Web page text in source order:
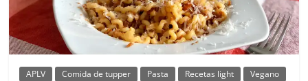
APLV Comida de tupper Pasta Recetas light
Vegano